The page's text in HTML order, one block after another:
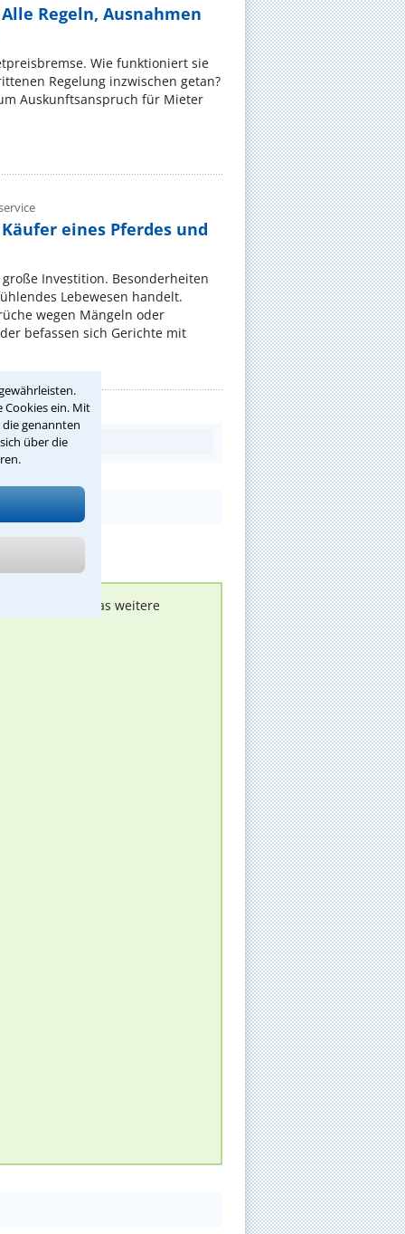
Cookies ein. Mit
genannten
über die
Regeln, Ausnahmen
Wie funktioniert sie
Regelung inzwischen getan?
Auskunftsanspruch für Mieter
eines Pferdes und
Investition. Besonderheiten
Lebewesen handelt.
wegen Mängeln oder
befassen sich Gerichte mit
melden, um das weitere